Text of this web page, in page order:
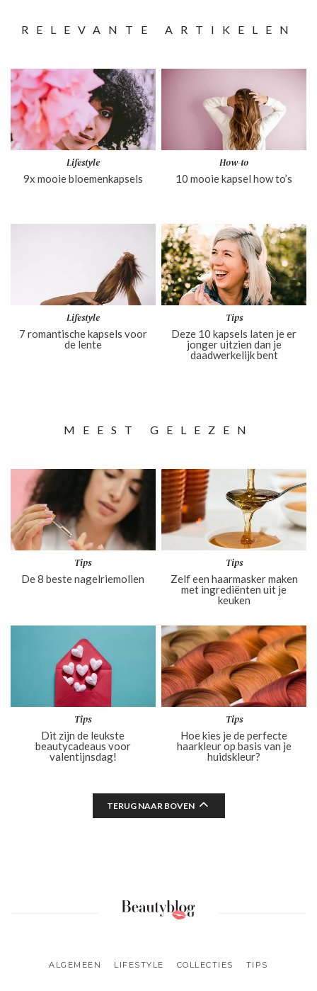
RELEVANTE ARTIKELEN
Lifestyle
9x mooie bloemenkapsels
How-to
10 mooie kapsel how to’s
Lifestyle
7 romantische kapsels voor
de lente
Tips
Deze 10 kapsels laten je er
jonger uitzien dan je
daadwerkelijk bent
MEEST GELEZEN
Tips
De 8 beste nagelriemolien
Tips
Zelf een haarmasker maken
met ingrediënten uit je
keuken
Tips
Dit zijn de leukste
beautycadeaus voor
valentijnsdag!
Tips
Hoe kies je de perfecte
haarkleur op basis van je
huidskleur?
TERUG NAAR BOVEN
ALGEMEEN LIFESTYLE COLLECTIES TIPS